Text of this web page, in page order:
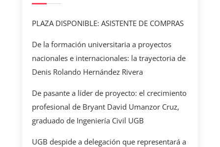
PLAZA DISPONIBLE: ASISTENTE DE COMPRAS
De la formación universitaria a proyectos
nacionales e internacionales: la trayectoria de
Denis Rolando Hernández Rivera
De pasante a líder de proyecto: el crecimiento
profesional de Bryant David Umanzor Cruz,
graduado de Ingeniería Civil UGB
UGB despide a delegación que representará a